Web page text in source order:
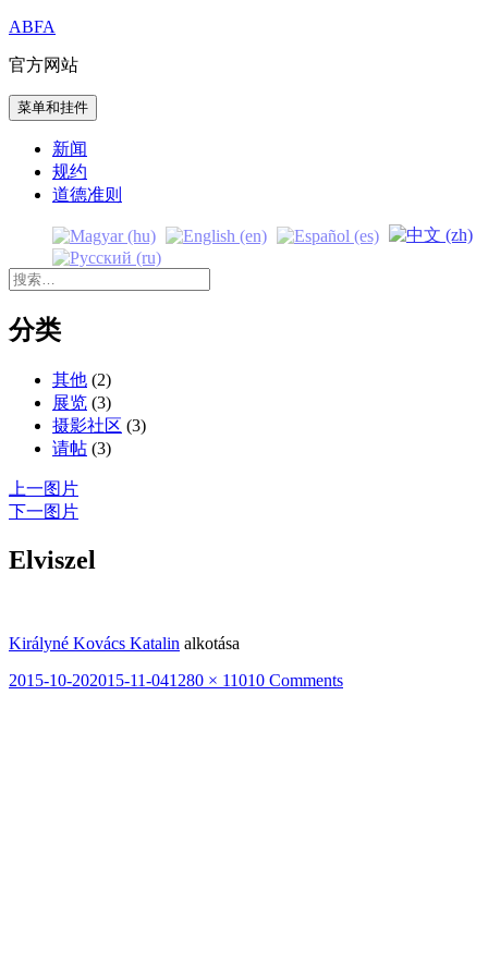
跳
内
容
ABFA
官方网站
菜单和挂件
新闻
规约
道德准则
搜
分类
其他 (2)
展览 (3)
摄影社区 (3)
请帖 (3)
上一图片
下一图片
Elviszel
Királyné Kovács Katalin alkotása
发
2015-10-202015-11-04原
1280 × 11010 Comments